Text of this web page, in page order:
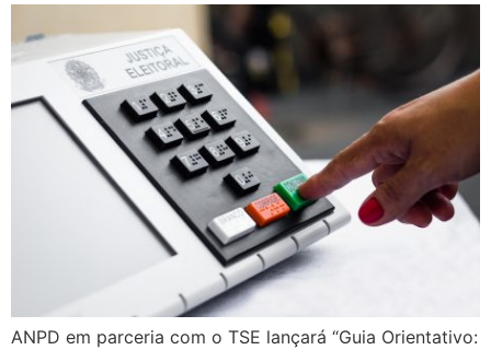
ANPD em parceria com o TSE lançará “Guia Orientativo: